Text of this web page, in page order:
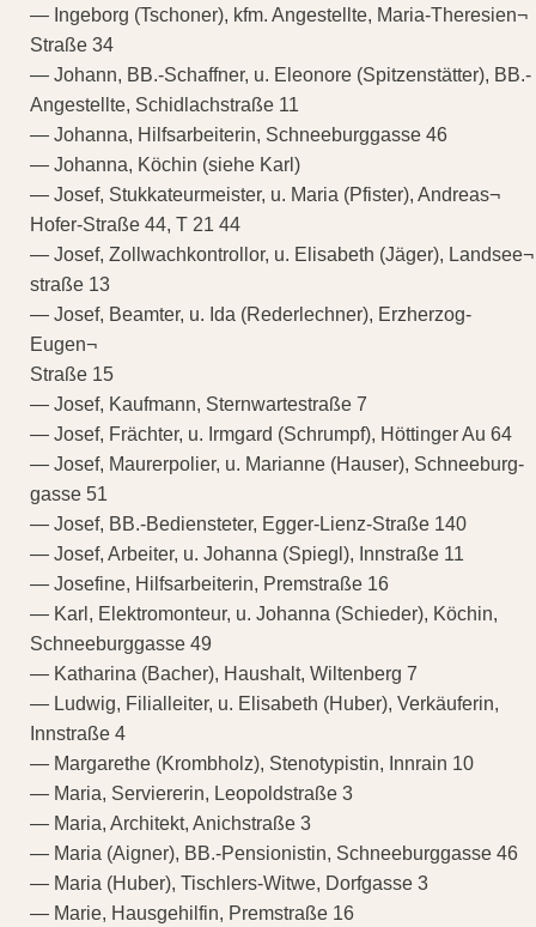
— Ingeborg (Tschoner), kfm. Angestellte, Maria-Theresien¬
Straße 34
— Johann, BB.-Schaffner, u. Eleonore (Spitzenstätter), BB.-
Angestellte, Schidlachstraße 11
— Johanna, Hilfsarbeiterin, Schneeburggasse 46
— Johanna, Köchin (siehe Karl)
— Josef, Stukkateurmeister, u. Maria (Pfister), Andreas¬
Hofer-Straße 44, T 21 44
— Josef, Zollwachkontrollor, u. Elisabeth (Jäger), Landsee¬
straße 13
— Josef, Beamter, u. Ida (Rederlechner), Erzherzog-
Eugen¬
Straße 15
— Josef, Kaufmann, Sternwartestraße 7
— Josef, Frächter, u. Irmgard (Schrumpf), Höttinger Au 64
— Josef, Maurerpolier, u. Marianne (Hauser), Schneeburg-
gasse 51
— Josef, BB.-Bediensteter, Egger-Lienz-Straße 140
— Josef, Arbeiter, u. Johanna (Spiegl), Innstraße 11
— Josefine, Hilfsarbeiterin, Premstraße 16
— Karl, Elektromonteur, u. Johanna (Schieder), Köchin,
Schneeburggasse 49
— Katharina (Bacher), Haushalt, Wiltenberg 7
— Ludwig, Filialleiter, u. Elisabeth (Huber), Verkäuferin,
Innstraße 4
— Margarethe (Krombholz), Stenotypistin, Innrain 10
— Maria, Serviererin, Leopoldstraße 3
— Maria, Architekt, Anichstraße 3
— Maria (Aigner), BB.-Pensionistin, Schneeburggasse 46
— Maria (Huber), Tischlers-Witwe, Dorfgasse 3
— Marie, Hausgehilfin, Premstraße 16